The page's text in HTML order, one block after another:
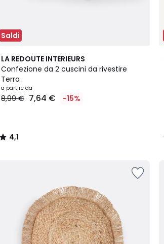
Saldi
LA REDOUTE INTERIEURS
Confezione da 2 cuscini da rivestire
Terra
a partire da
8,99 € 7,64 € -15%
4,1
/ 5
4,1
/